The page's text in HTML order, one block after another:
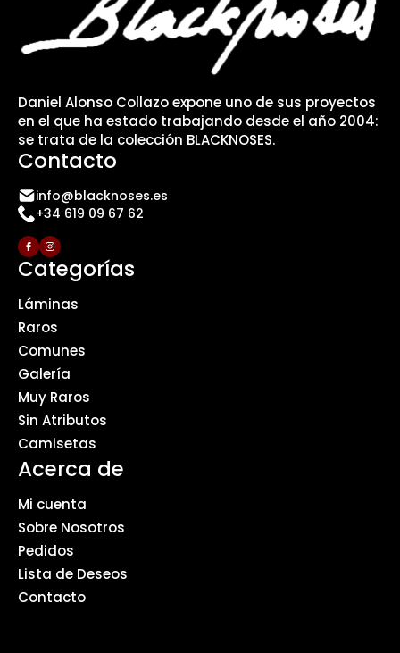
Daniel Alonso Collazo expone uno de sus proyectos
en el que ha estado trabajando desde el año 2004:
se trata de la colección BLACKNOSES.
Contacto
info@blacknoses.es
+34 619 09 67 62
Categorías
Láminas
Raros
Comunes
Galería
Muy Raros
Sin Atributos
Camisetas
Acerca de
Mi cuenta
Sobre Nosotros
Pedidos
Lista de Deseos
Contacto